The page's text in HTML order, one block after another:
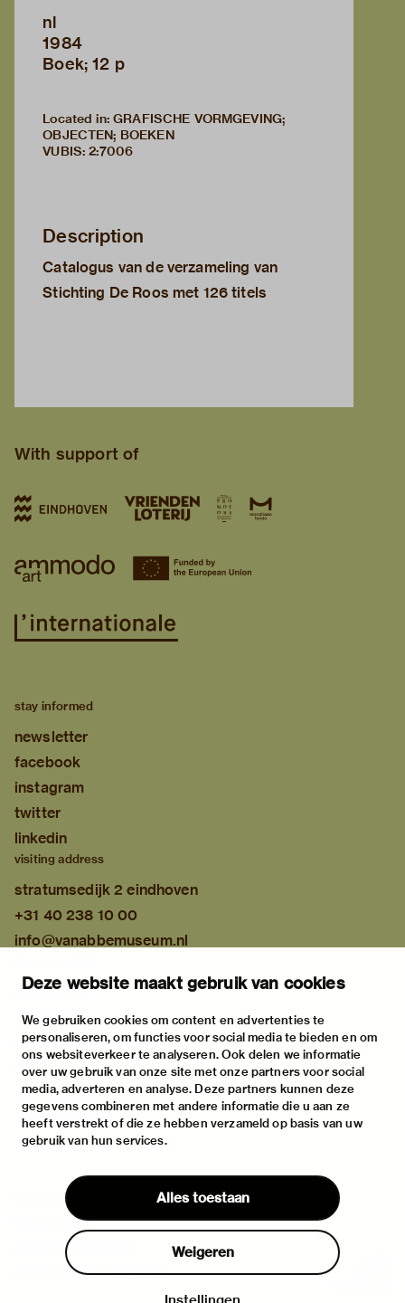
Deze website maakt gebruik van cookies
We gebruiken cookies om content en advertenties te
personaliseren, om functies voor social media te bieden en om
ons websiteverkeer te analyseren. Ook delen we informatie
over uw gebruik van onze site met onze partners voor social
media, adverteren en analyse. Deze partners kunnen deze
gegevens combineren met andere informatie die u aan ze
heeft verstrekt of die ze hebben verzameld op basis van uw
gebruik van hun services.
Alles toestaan
Weigeren
nl
1984
Boek; 12 p
Located in: GRAFISCHE VORMGEVING;
OBJECTEN; BOEKEN
VUBIS: 2:7006
Description
Catalogus van de verzameling van
Stichting De Roos met 126 titels
With support of
stay informed
newsletter
facebook
instagram
twitter
linkedin
visiting address
stratumsedijk 2 eindhoven
+31 40 238 10 00
info@vanabbemuseum.nl
exhibitions
activities
practical information
about
the museum
the collection
foundations & partners
contact
house rules
privacy & cookies
disclaimer & colophon